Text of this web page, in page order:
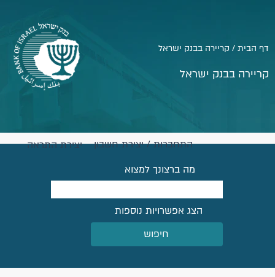
דף הבית / קריירה בבנק ישראל
קריירה בבנק ישראל
יצירת התראה
התחברות / יצירת חשבון
מה ברצונך למצוא
הצג אפשרויות נוספות